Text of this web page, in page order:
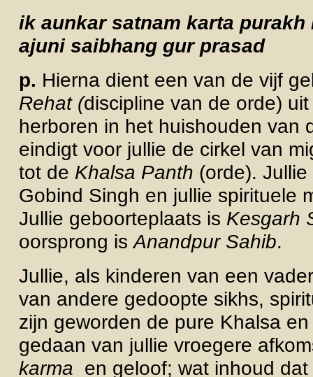
ik aunkar satnam karta
ajuni saibhang gur prasad
p. Hierna dient een van de vijf
Rehat (discipline van de orde)
herboren in het huishouden van
eindigt voor jullie de cirkel van
tot de Khalsa Panth (orde).
Gobind Singh en jullie spirituele
Jullie geboorteplaats is Kesgarh
oorsprong isAnandpur Sahib.
Jullie, als kinderen van een
van andere gedoopte sikhs,
zijn geworden de pure Khalsa
gedaan van jullie vroegere
karma en geloof; wat inhoud